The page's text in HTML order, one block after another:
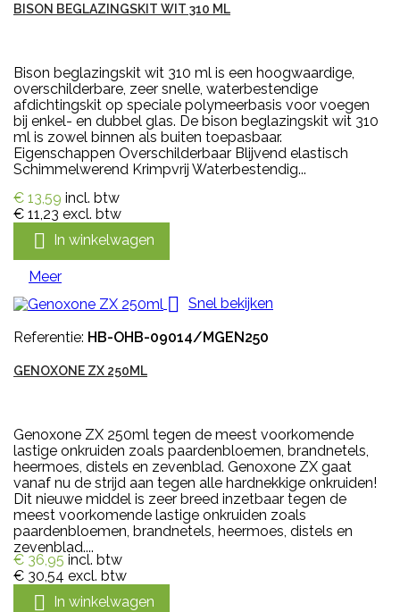
BISON BEGLAZINGSKIT WIT 310 ML
Bison beglazingskit wit 310 ml is een hoogwaardige,
overschilderbare, zeer snelle, waterbestendige
afdichtingskit op speciale polymeerbasis voor voegen
bij enkel- en dubbel glas. De bison beglazingskit wit 310
ml is zowel binnen als buiten toepasbaar.
Eigenschappen Overschilderbaar Blijvend elastisch
Schimmelwerend Krimpvrij Waterbestendig...
€ 13,59 incl. btw
€ 11,23 excl. btw
 In winkelwagen
Meer
 Snel bekijken
Referentie: HB-OHB-09014/MGEN250
GENOXONE ZX 250ML
Genoxone ZX 250ml tegen de meest voorkomende
lastige onkruiden zoals paardenbloemen, brandnetels,
heermoes, distels en zevenblad. Genoxone ZX gaat
vanaf nu de strijd aan tegen alle hardnekkige onkruiden!
Dit nieuwe middel is zeer breed inzetbaar tegen de
meest voorkomende lastige onkruiden zoals
paardenbloemen, brandnetels, heermoes, distels en
zevenblad....
€ 36,95 incl. btw
€ 30,54 excl. btw
 In winkelwagen